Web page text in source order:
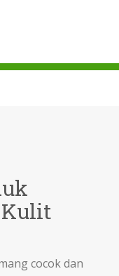
cocok dan